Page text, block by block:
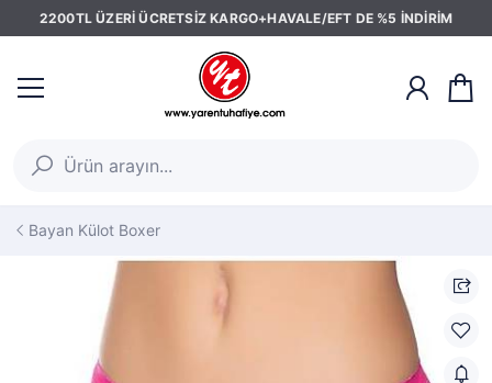
2200TL ÜZERİ ÜCRETSİZ KARGO+HAVALE/EFT DE %5 İNDİRİM
Bayan Külot Boxer